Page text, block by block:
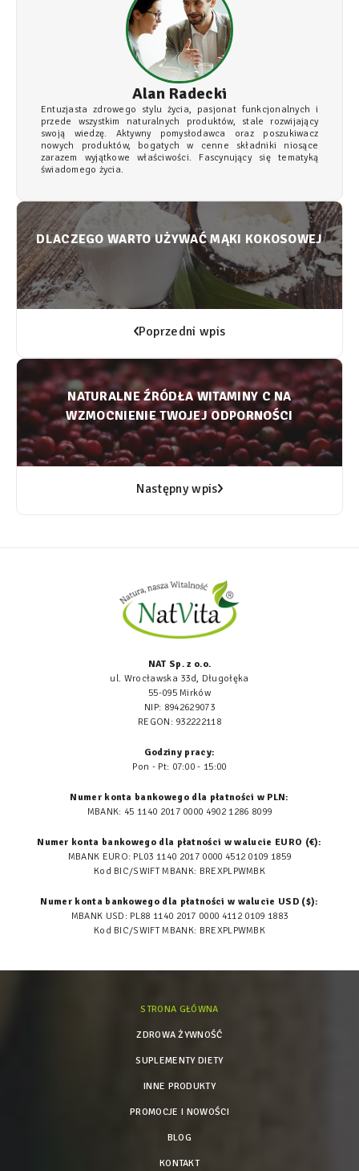
Alan Radecki
Entuzjasta zdrowego stylu życia, pasjonat funkcjonalnych i
przede wszystkim naturalnych produktów, stale rozwijający
swoją wiedzę. Aktywny pomysłodawca oraz poszukiwacz
nowych produktów, bogatych w cenne składniki niosące
zarazem wyjątkowe właściwości. Fascynujący się tematyką
świadomego życia.
DLACZEGO WARTO UŻYWAĆ MĄKI KOKOSOWEJ
Poprzedni wpis
NATURALNE ŹRÓDŁA WITAMINY C NA
WZMOCNIENIE TWOJEJ ODPORNOŚCI
Następny wpis
NAT Sp. z o.o.
ul. Wrocławska 33d, Długołęka
55-095 Mirków
NIP: 8942629073
REGON: 932222118
Godziny pracy:
Pon - Pt: 07:00 - 15:00
Numer konta bankowego dla płatności w PLN:
MBANK: 45 1140 2017 0000 4902 1286 8099
Numer konta bankowego dla płatności w walucie EURO (€):
MBANK EURO: PL03 1140 2017 0000 4512 0109 1859
Kod BIC/SWIFT MBANK: BREXPLPWMBK
Numer konta bankowego dla płatności w walucie USD ($):
MBANK USD: PL88 1140 2017 0000 4112 0109 1883
Kod BIC/SWIFT MBANK: BREXPLPWMBK
STRONA GŁÓWNA
ZDROWA ŻYWNOŚĆ
SUPLEMENTY DIETY
INNE PRODUKTY
PROMOCJE I NOWOŚCI
BLOG
KONTAKT